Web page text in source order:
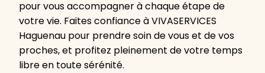
pour vous accompagner à chaque étape de
votre vie. Faites confiance à VIVASERVICES
Haguenau pour prendre soin de vous et de vos
proches, et profitez pleinement de votre temps
libre en toute sérénité.